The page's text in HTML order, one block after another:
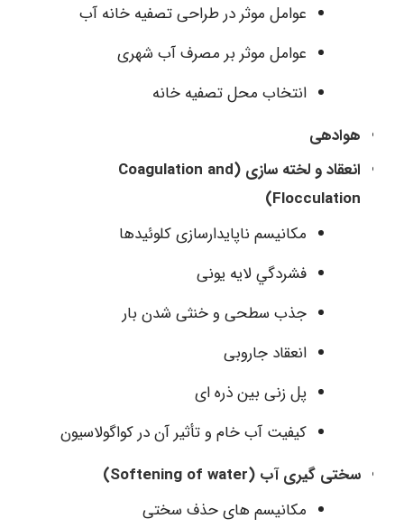
عوامل موثر در طراحی تصفیه خانه آب
عوامل موثر بر مصرف آب شهری
انتخاب محل تصفیه خانه
هوادهی
انعقاد و لخته سازی (Coagulation and
Flocculation)
مکانيسم ناپایدارسازی کلوئيدها
فشردگي لایه یونی
جذب سطحی و خنثی شدن بار
انعقاد جاروبی
پل زنی بین ذره ای
کيفيت آب خام و تأثير آن در کواگولاسيون
سختی گیری آب (Softening of water)
مکانیسم های حذف سختی